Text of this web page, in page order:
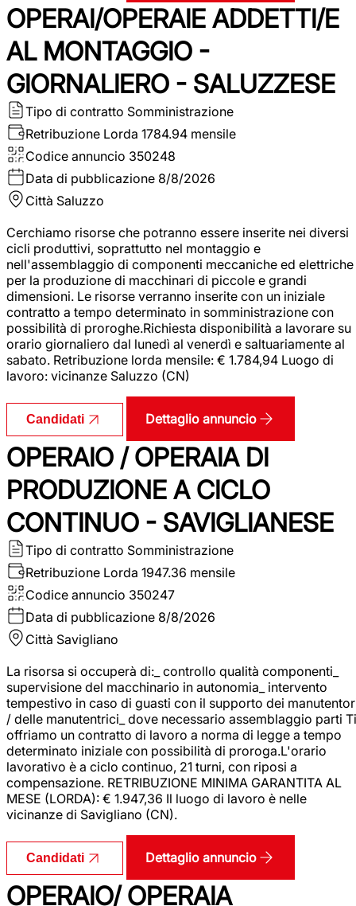
OPERAI/OPERAIE ADDETTI/E
AL MONTAGGIO -
GIORNALIERO - SALUZZESE
Tipo di contratto Somministrazione
Retribuzione Lorda 1784.94 mensile
Codice annuncio 350248
Data di pubblicazione 8/8/2026
Città Saluzzo
Cerchiamo risorse che potranno essere inserite nei diversi
cicli produttivi, soprattutto nel montaggio e
nell'assemblaggio di componenti meccaniche ed elettriche
per la produzione di macchinari di piccole e grandi
dimensioni. Le risorse verranno inserite con un iniziale
contratto a tempo determinato in somministrazione con
possibilità di proroghe.Richiesta disponibilità a lavorare su
orario giornaliero dal lunedì al venerdì e saltuariamente al
sabato. Retribuzione lorda mensile: € 1.784,94 Luogo di
lavoro: vicinanze Saluzzo (CN)
Candidati Dettaglio annuncio
OPERAIO / OPERAIA DI
PRODUZIONE A CICLO
CONTINUO - SAVIGLIANESE
Tipo di contratto Somministrazione
Retribuzione Lorda 1947.36 mensile
Codice annuncio 350247
Data di pubblicazione 8/8/2026
Città Savigliano
La risorsa si occuperà di:_ controllo qualità componenti_
supervisione del macchinario in autonomia_ intervento
tempestivo in caso di guasti con il supporto dei
/ delle manutentrici_ dove necessario assemblaggio parti Ti
offriamo un contratto di lavoro a norma di legge a tempo
determinato iniziale con possibilità di proroga.L'orario
lavorativo è a ciclo continuo, 21 turni, con riposi a
compensazione. RETRIBUZIONE MINIMA GARANTITA AL
MESE (LORDA): € 1.947,36 Il luogo di lavoro è nelle
vicinanze di Savigliano (CN).
Candidati Dettaglio annuncio
OPERAIO/ OPERAIA